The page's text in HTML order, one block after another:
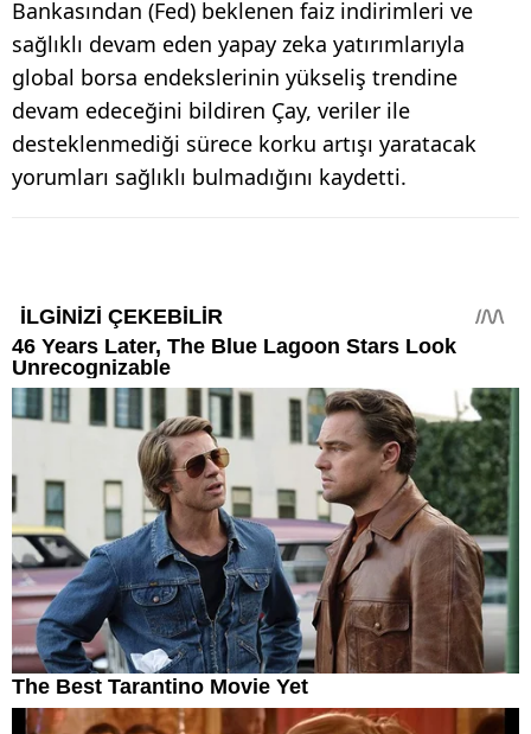
Bankasından (Fed) beklenen faiz indirimleri ve
sağlıklı devam eden yapay zeka yatırımlarıyla
global borsa endekslerinin yükseliş trendine
devam edeceğini bildiren Çay, veriler ile
desteklenmediği sürece korku artışı yaratacak
yorumları sağlıklı bulmadığını kaydetti.